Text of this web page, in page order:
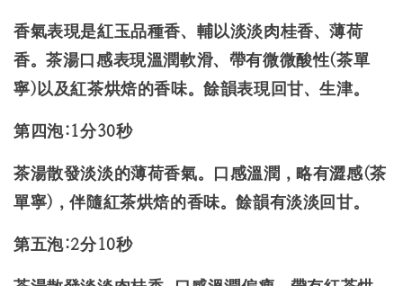
香氣表現是紅玉品種香、輔以淡淡肉桂香、薄荷
香。茶湯口感表現溫潤軟滑、帶有微微酸性(茶單
寧)以及紅茶烘焙的香味。餘韻表現回甘、生津。
第四泡:1分30秒
茶湯散發淡淡的薄荷香氣。口感溫潤，略有澀感(茶
單寧)，伴隨紅茶烘焙的香味。餘韻有淡淡回甘。
第五泡:2分10秒